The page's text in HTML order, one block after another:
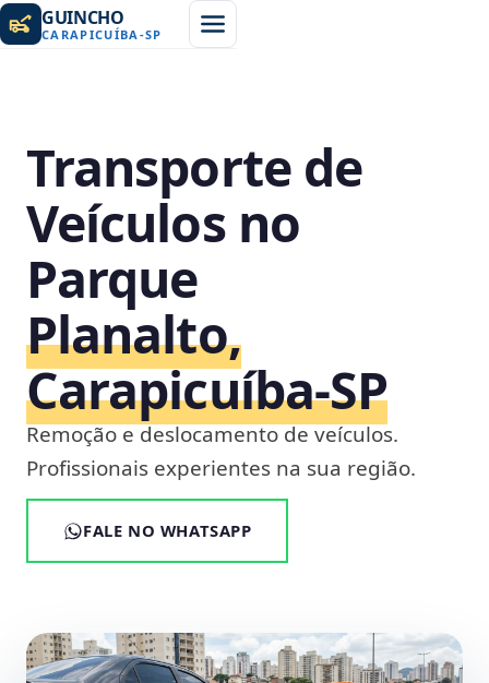
GUINCHO
CARAPICUÍBA -SP
Transporte de
Veículos no
Parque
Planalto,
Carapicuíba‑SP
Remoção e deslocamento de veículos.
Profissionais experientes na sua região.
FALE NO WHATSAPP